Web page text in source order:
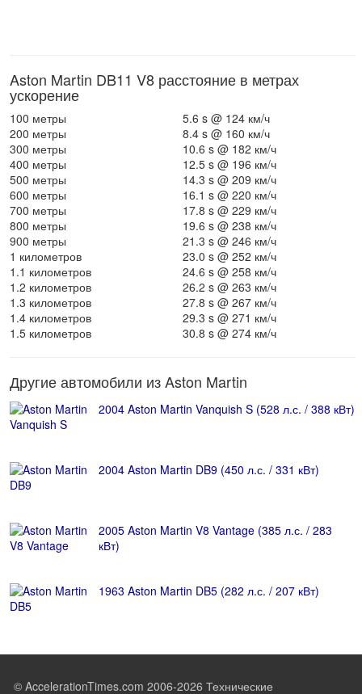
Aston Martin DB11 V8 расстояние в метрах
ускорение
100 метры
5.6 s @ 124 км/ч
200 метры
8.4 s @ 160 км/ч
300 метры
10.6 s @ 182 км/ч
400 метры
12.5 s @ 196 км/ч
500 метры
14.3 s @ 209 км/ч
600 метры
16.1 s @ 220 км/ч
700 метры
17.8 s @ 229 км/ч
800 метры
19.6 s @ 238 км/ч
900 метры
21.3 s @ 246 км/ч
1 километров
23.0 s @ 252 км/ч
1.1 километров
24.6 s @ 258 км/ч
1.2 километров
26.2 s @ 263 км/ч
1.3 километров
27.8 s @ 267 км/ч
1.4 километров
29.3 s @ 271 км/ч
1.5 километров
30.8 s @ 274 км/ч
Другие автомобили из Aston Martin
2004 Aston Martin Vanquish S (528 л.с. / 388 кВт)
2004 Aston Martin DB9 (450 л.с. / 331 кВт)
2005 Aston Martin V8 Vantage (385 л.с. / 283
кВт)
1963 Aston Martin DB5 (282 л.с. / 207 кВт)
© AccelerationTimes.com 2006-2026 Технические